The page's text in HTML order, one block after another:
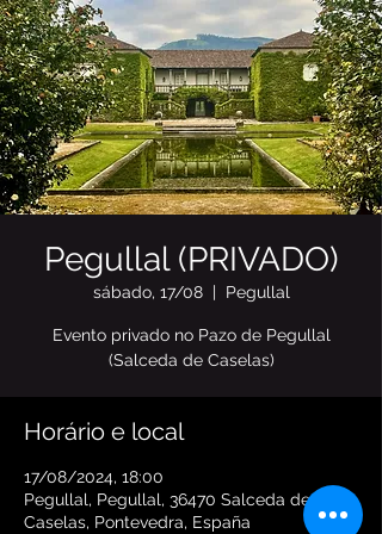
Pegullal (PRIVADO)
sábado, 17/08
  |
Pegullal
Evento privado no Pazo de Pegullal
(Salceda de Caselas)
Horário e local
17/08/2024, 18:00
Pegullal, Pegullal, 36470 Salceda de
Caselas, Pontevedra, España